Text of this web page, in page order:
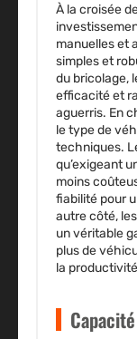
À la croisée
manuelles et
simples et
du bricolage,
efficacité et
aguerris. En
le type de
techniques.
qu’exigeant
moins
fiabilité pour
autre côté,
un véritable
plus de
la